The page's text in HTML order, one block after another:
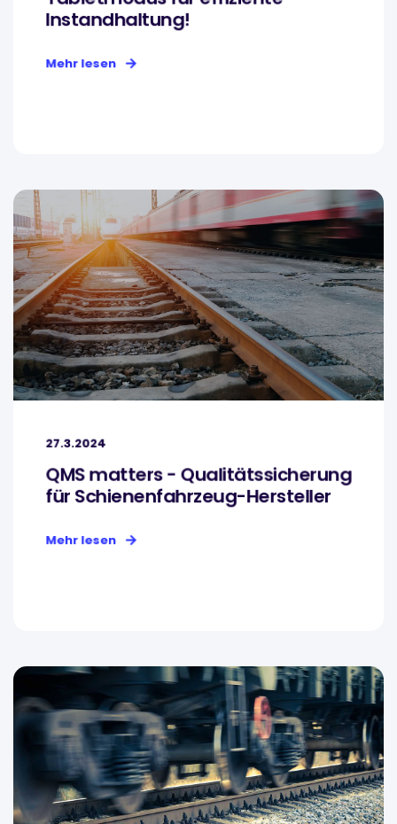
Instandhaltung!
Mehr lesen
27.3.2024
QMS matters - Qualitätssicherung
für Schienenfahrzeug-Hersteller
Mehr lesen